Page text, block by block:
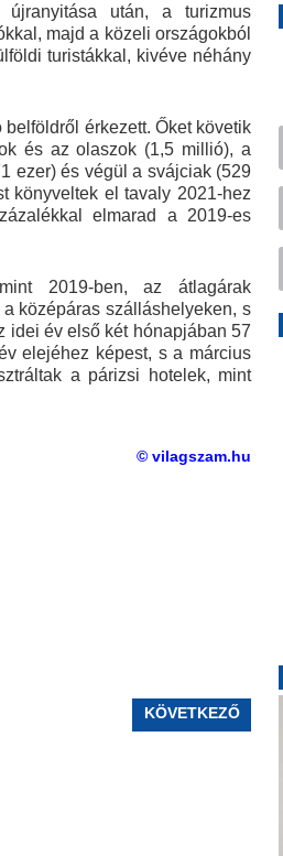
után, a turizmus
majd a közeli országokból
turistákkal, kivéve néhány
érkezett. Őket követik
és az olaszok (1,5 millió), a
ezer) és végül a svájciak (529
könyveltek el tavaly 2021-hez
elmarad a 2019-es
2019-ben, az átlagárak
középáras szálláshelyeken, s
idei év első két hónapjában 57
elejéhez képest, s a március
a párizsi hotelek, mint
© vilagszam.hu
KÖVETKEZŐ